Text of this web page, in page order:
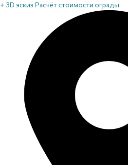
+ 3D эскиз Расчёт стоимости ограды